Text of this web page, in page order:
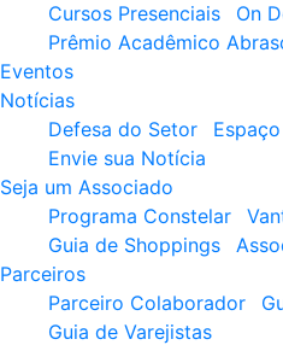
Cursos Presenciais
On
Prêmio Acadêmico
Eventos
Notícias
Defesa do Setor
Envie sua Notícia
Seja um Associado
Programa Constelar
Guia de Shoppings
Parceiros
Parceiro Colaborador
Guia de Varejistas